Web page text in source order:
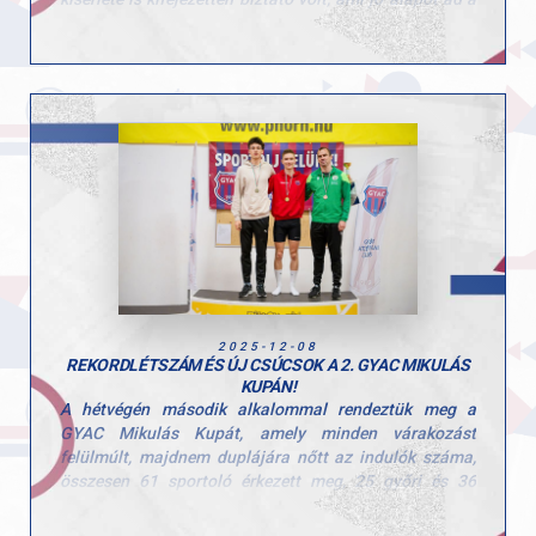
folytatáshoz és az idény további kihívásaihoz.
2025-12-08
REKORDLÉTSZÁM ÉS ÚJ CSÚCSOK A 2. GYAC MIKULÁS
KUPÁN!
A hétvégén második alkalommal rendeztük meg a
GYAC Mikulás Kupát, amely minden várakozást
felülmúlt, majdnem duplájára nőtt az indulók száma,
összesen 61 sportoló érkezett meg, 25 győri és 36